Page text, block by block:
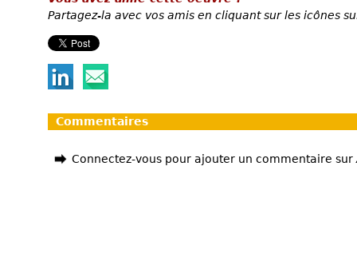
Partagez-la avec vos amis en cliquant sur les icônes
Commentaires
Connectez-vous pour ajouter un commentaire sur